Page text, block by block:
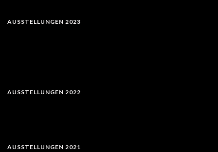
AUSSTELLUNGEN 2023
AUSSTELLUNGEN 2022
AUSSTELLUNGEN 2021